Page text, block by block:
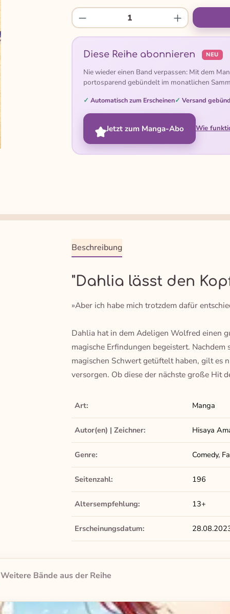
Produkt Anzahl: Gib den
Diese Reihe abonnieren NEU
Nie wieder einen Band verpassen: Mit dem
portosparend gebündelt im monatlichen
Automatisch zum Erscheinen Versand
Jetzt zum Manga-Abo Wie
Beschreibung
"Dahlia lässt den
»Aber ich habe mich trotzdem dafür
Dahlia hat in dem Adeligen Wolfred einen
magische Erfindungen begeistert.
magischen Schwert getüftelt haben, gilt es
versorgen. Ob diese der nächste große Hit
Art: Manga
Autor(en) | Zeichner: Hisaya
Genre: Comedy,
Seitenzahl: 196
Altersempfehlung: 13+
Erscheinungsdatum:
Weitere Bände aus der Reihe